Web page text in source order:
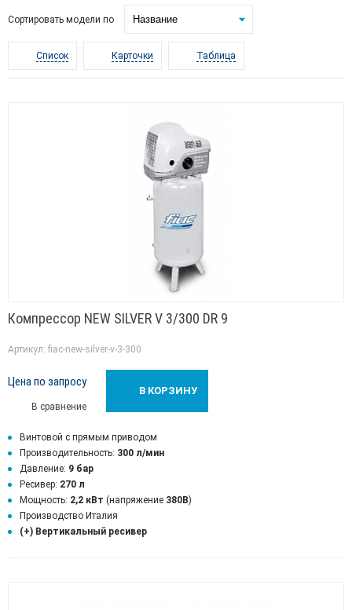
Сортировать модели по
Список Карточки Таблица
Компрессор NEW SILVER V 3/300 DR 9
Артикул: fiac-new-silver-v-3-300
Винтовой с прямым приводом
Производительность: 300 л/мин
Давление: 9 бар
Ресивер: 270 л
Мощность: 2,2 кВт (напряжение 380В)
Производство Италия
(+) Вертикальный ресивер
Цена по запросу
В сравнение
В КОРЗИНУ